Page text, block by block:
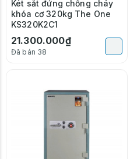
Két sắt đứng chống cháy
khóa cơ 320kg The One
KS320K2C1
21.300.000₫
Đã bán 38